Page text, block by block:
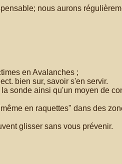
nous aurons
en Avalanches ;
bien sur, savoir s'en servir.
sonde ainsi qu'un moyen de
en raquettes" dans des
glisser sans vous prévenir.